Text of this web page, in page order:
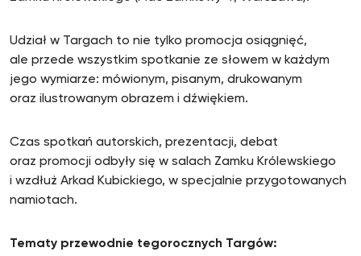
Udział w Targach to nie tylko promocja osiągnięć,
ale przede wszystkim spotkanie ze słowem w każdym
jego wymiarze: mówionym, pisanym, dru­kowanym
oraz ilustrowanym obrazem i dźwiękiem.
Czas spotkań autorskich, prezentacji, debat
oraz promocji odbyły się w salach Zamku Królewskiego
i wzdłuż Arkad Kubickiego, w specjalnie przygotowanych
namiotach.
Tematy przewodnie tegorocznych Targów: